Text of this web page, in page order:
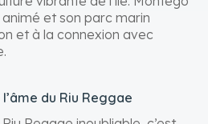
et son parc marin
et à la connexion avec
du Riu Reggae